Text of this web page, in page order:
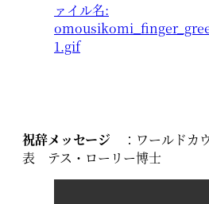
祝辞メッセージ ：ワールドカ
表 テス・ローリー博士